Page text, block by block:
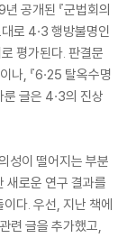
공개된 『군법회의
로 4·3 행방불명인
평가된다. 판결문
나, 『6·25 탈옥수명
룬 글은 4·3의 진상
성이 떨어지는 부분
새로운 연구 결과를
다. 우선, 지난 책에
련 글을 추가했고,